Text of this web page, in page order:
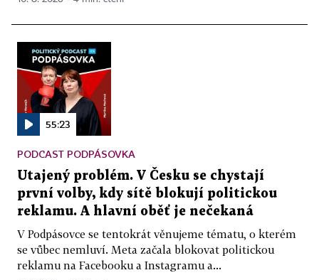
55:23
PODCAST PODPÁSOVKA
Utajený problém. V Česku se chystají
první volby, kdy sítě blokují politickou
reklamu. A hlavní oběť je nečekaná
V Podpásovce se tentokrát věnujeme tématu, o kterém
se vůbec nemluví. Meta začala blokovat politickou
reklamu na Facebooku a Instagramu a...